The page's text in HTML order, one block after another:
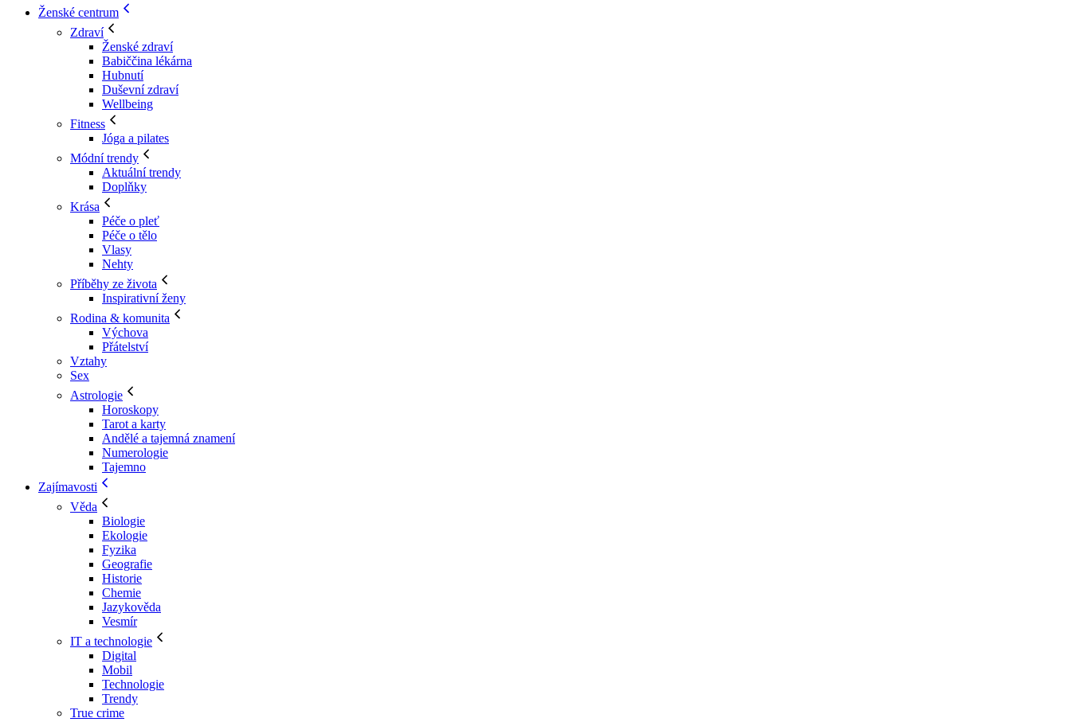
Ženské centrum
Zdraví
Ženské zdraví
Babiččina lékárna
Hubnutí
Duševní zdraví
Wellbeing
Fitness
Jóga a pilates
Módní trendy
Aktuální trendy
Doplňky
Krása
Péče o pleť
Péče o tělo
Vlasy
Nehty
Příběhy ze života
Inspirativní ženy
Rodina & komunita
Výchova
Přátelství
Vztahy
Sex
Astrologie
Horoskopy
Tarot a karty
Andělé a tajemná znamení
Numerologie
Tajemno
Zajímavosti
Věda
Biologie
Ekologie
Fyzika
Geografie
Historie
Chemie
Jazykověda
Vesmír
IT a technologie
Digital
Mobil
Technologie
Trendy
True crime